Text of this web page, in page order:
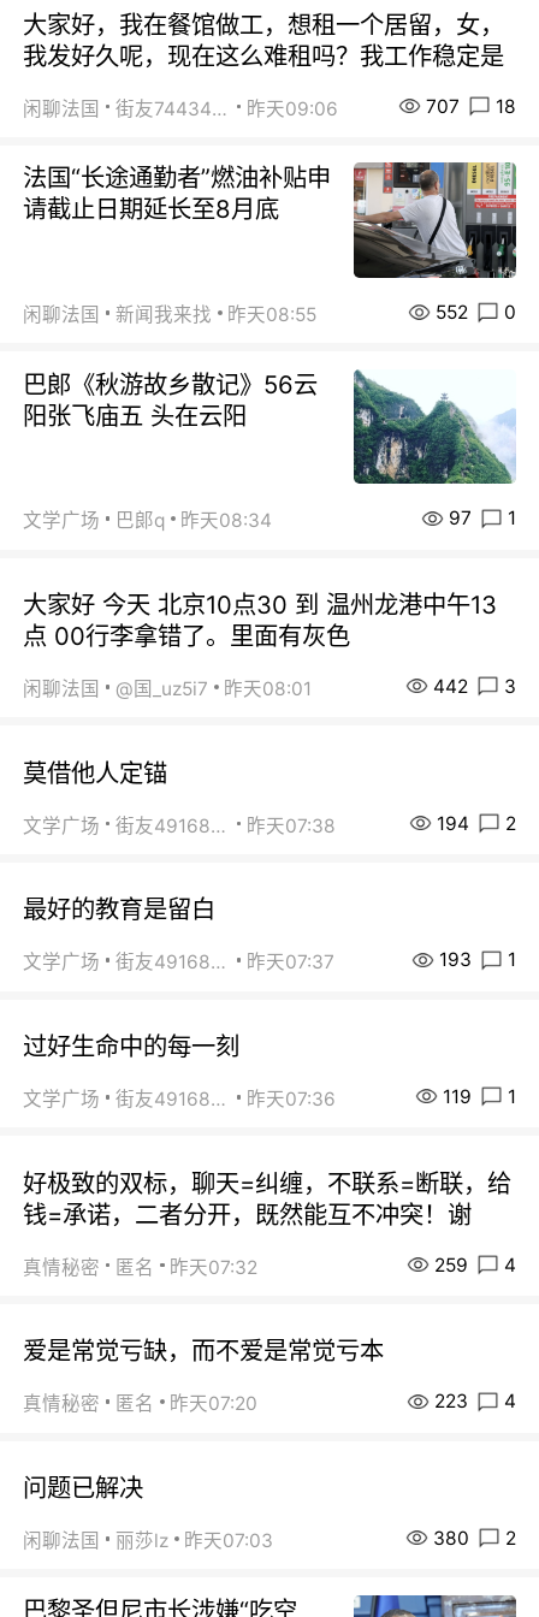
大家好，我在餐馆做工，想租一个居留，女，
我发好久呢，现在这么难租吗？我工作稳定是
闲聊法国 街友74434350 昨天09:06 707 18
法国“长途通勤者”燃油补贴申
请截止日期延长至8月底
闲聊法国 新闻我来找 昨天08:55 552 0
巴郞《秋游故乡散记》56云
阳张飞庙五 头在云阳
文学广场 巴郞q 昨天08:34 97 1
大家好 今天 北京10点30 到 温州龙港中午13
点 00行李拿错了。里面有灰色
闲聊法国 @国_uz5i7 昨天08:01 442 3
莫借他人定锚
文学广场 街友49168527 昨天07:38 194 2
最好的教育是留白
文学广场 街友49168527 昨天07:37 193 1
过好生命中的每一刻
文学广场 街友49168527 昨天07:36 119 1
好极致的双标，聊天=纠缠，不联系=断联，给
钱=承诺，二者分开，既然能互不冲突！谢
真情秘密 匿名 昨天07:32 259 4
爱是常觉亏缺，而不爱是常觉亏本
真情秘密 匿名 昨天07:20 223 4
问题已解决
闲聊法国 丽莎lz 昨天07:03 380 2
巴黎圣但尼市长涉嫌“吃空